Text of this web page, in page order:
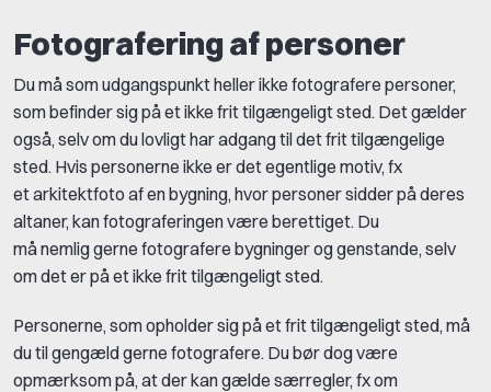
Fotografering af personer
Du må som udgangspunkt heller ikke fotografere personer,
som befinder sig på et ikke frit tilgængeligt sted. Det gælder
også, selv om du lovligt har adgang til det frit tilgængelige
sted. Hvis personerne ikke er det egentlige motiv, fx
et arkitektfoto af en bygning, hvor personer sidder på deres
altaner, kan fotograferingen være berettiget. Du
må nemlig gerne fotografere bygninger og genstande, selv
om det er på et ikke frit tilgængeligt sted.
Personerne, som opholder sig på et frit tilgængeligt sted, må
du til gengæld gerne fotografere. Du bør dog være
opmærksom på, at der kan gælde særregler, fx om